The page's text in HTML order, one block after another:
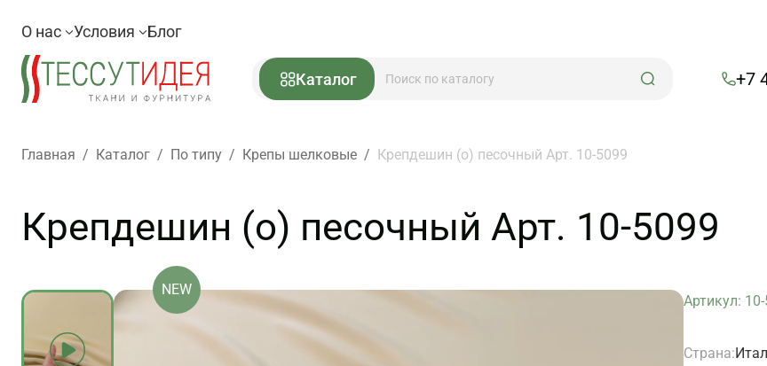
О нас Условия Блог
Каталог +7
Главная / Каталог / По типу / Крепы шелковые / Крепдешин (о) песочный Арт. 10-5099
Крепдешин (о) песочный Арт. 10-5099
NEW
Артикул:
Страна: